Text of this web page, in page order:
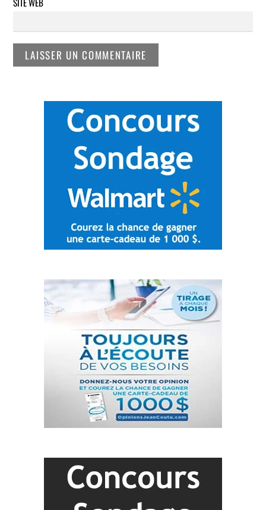
SITE WEB